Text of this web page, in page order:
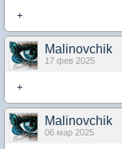
+
Malinovchik
17 фев 2025
+
Malinovchik
06 мар 2025